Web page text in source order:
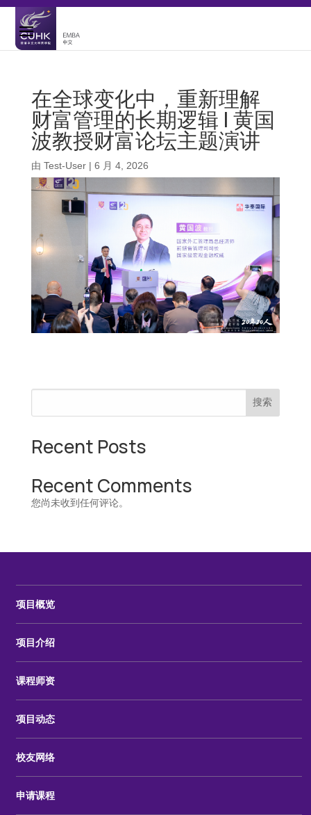
在全球变化中，重新理解
财富管理的长期逻辑 | 黄国
波教授财富论坛主题演讲
由 Test-User| 6 月 4, 2026
搜索
Recent Posts
Recent Comments
您尚未收到任何评论。
项目概览
项目介绍
课程师资
项目动态
校友网络
申请课程